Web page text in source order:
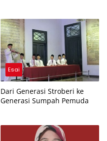
Esai
Dari Generasi Stroberi ke
Generasi Sumpah Pemuda